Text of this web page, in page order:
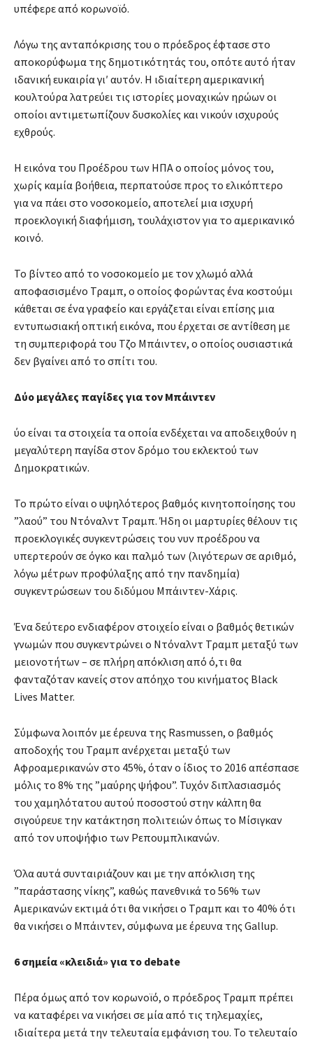
υπέφερε από κορωνοϊό.
Λόγω της ανταπόκρισης του ο πρόεδρος έφτασε στο
αποκορύφωμα της δημοτικότητάς του, οπότε αυτό ήταν
ιδανική ευκαιρία γι′ αυτόν. Η ιδιαίτερη αμερικανική
κουλτούρα λατρεύει τις ιστορίες μοναχικών ηρώων οι
οποίοι αντιμετωπίζουν δυσκολίες και νικούν ισχυρούς
εχθρούς.
Η εικόνα του Προέδρου των ΗΠΑ ο οποίος μόνος του,
χωρίς καμία βοήθεια, περπατούσε προς το ελικόπτερο
για να πάει στο νοσοκομείο, αποτελεί μια ισχυρή
προεκλογική διαφήμιση, τουλάχιστον για το αμερικανικό
κοινό.
Το βίντεο από το νοσοκομείο με τον χλωμό αλλά
αποφασισμένο Τραμπ, ο οποίος φορώντας ένα κοστούμι
κάθεται σε ένα γραφείο και εργάζεται είναι επίσης μια
εντυπωσιακή οπτική εικόνα, που έρχεται σε αντίθεση με
τη συμπεριφορά του Τζο Μπάιντεν, ο οποίος ουσιαστικά
δεν βγαίνει από το σπίτι του.
Δύο μεγάλες παγίδες για τον Μπάιντεν
ύο είναι τα στοιχεία τα οποία ενδέχεται να αποδειχθούν η
μεγαλύτερη παγίδα στον δρόμο του εκλεκτού των
Δημοκρατικών.
Το πρώτο είναι ο υψηλότερος βαθμός κινητοποίησης του
”λαού” του Ντόναλντ Τραμπ. Ήδη οι μαρτυρίες θέλουν τις
προεκλογικές συγκεντρώσεις του νυν προέδρου να
υπερτερούν σε όγκο και παλμό των (λιγότερων σε αριθμό,
λόγω μέτρων προφύλαξης από την πανδημία)
συγκεντρώσεων του διδύμου Μπάιντεν-Χάρις.
Ένα δεύτερο ενδιαφέρον στοιχείο είναι ο βαθμός θετικών
γνωμών που συγκεντρώνει ο Ντόναλντ Τραμπ μεταξύ των
μειονοτήτων – σε πλήρη απόκλιση από ό,τι θα
φανταζόταν κανείς στον απόηχο του κινήματος Black
Lives Matter.
Σύμφωνα λοιπόν με έρευνα της Rasmussen, ο βαθμός
αποδοχής του Τραμπ ανέρχεται μεταξύ των
Αφροαμερικανών στο 45%, όταν ο ίδιος το 2016 απέσπασε
μόλις το 8% της ”μαύρης ψήφου”. Τυχόν διπλασιασμός
του χαμηλότατου αυτού ποσοστού στην κάλπη θα
σιγούρευε την κατάκτηση πολιτειών όπως το Μίσιγκαν
από τον υποψήφιο των Ρεπουμπλικανών.
Όλα αυτά συνταιριάζουν και με την απόκλιση της
”παράστασης νίκης”, καθώς πανεθνικά το 56% των
Αμερικανών εκτιμά ότι θα νικήσει ο Τραμπ και το 40% ότι
θα νικήσει ο Μπάιντεν, σύμφωνα με έρευνα της Gallup.
6 σημεία «κλειδιά» για το debate
Πέρα όμως από τον κορωνοϊό, ο πρόεδρος Τραμπ πρέπει
να καταφέρει να νικήσει σε μία από τις τηλεμαχίες,
ιδιαίτερα μετά την τελευταία εμφάνιση του. Το τελευταίο